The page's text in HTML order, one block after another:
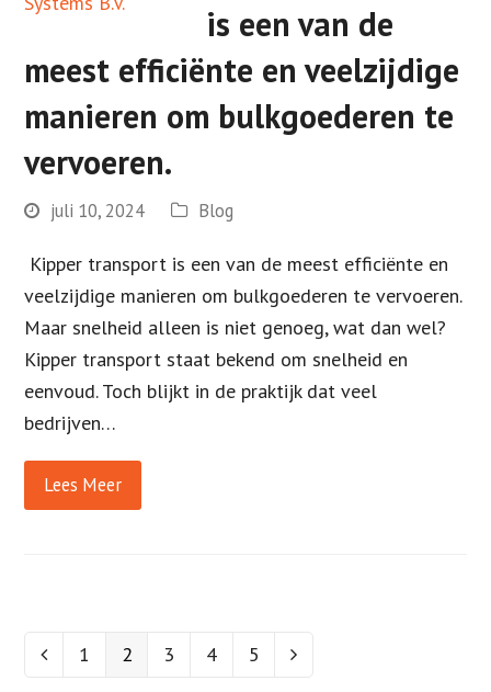
is een van de
meest efficiënte en veelzijdige
manieren om bulkgoederen te
vervoeren.
juli 10, 2024 Blog
Kipper transport is een van de meest efficiënte en
veelzijdige manieren om bulkgoederen te vervoeren.
Maar snelheid alleen is niet genoeg, wat dan wel?
Kipper transport staat bekend om snelheid en
eenvoud. Toch blijkt in de praktijk dat veel
bedrijven…
Lees Meer
VorigePage
1 Page
2 Page
3 Page
4 Page
5